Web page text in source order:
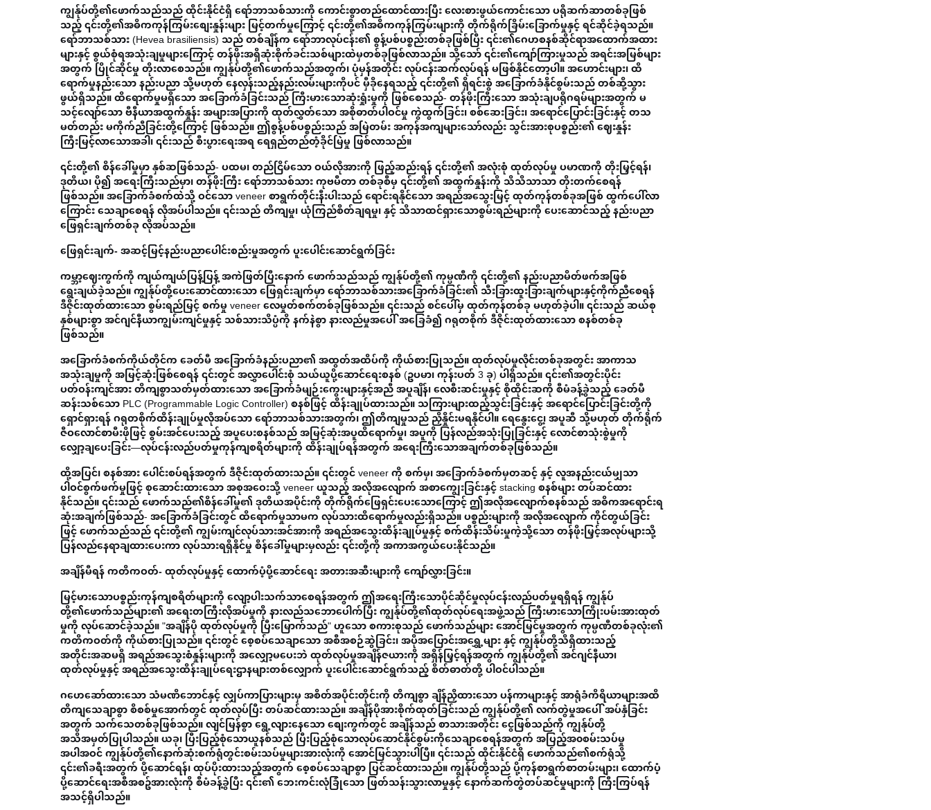
ကျွန်ုပ်တို့၏ဖောက်သည်သည် ထိုင်းနိုင်ငံရှိ ရော်ဘာသစ်သားကို ကောင်းစွာတည်ထောင်ထားပြီး လေးစားဖွယ်ကောင်းသော ပရိုဆက်ဆာတစ်ခုဖြစ်
သည့် ၎င်းတို့၏အဓိကကုန်ကြမ်းစျေးနှုန်းများ မြင့်တက်မှုကြောင့် ၎င်းတို့၏အဓိကကုန်ကြမ်းများကို တိုက်ရိုက်ခြိမ်းခြောက်မှုနှင့် ရင်ဆိုင်ခဲ့ရသည်။
ရော်ဘာသစ်သား (Hevea brasiliensis) သည် တစ်ချိန်က ရော်ဘာလုပ်ငန်း၏ စွန့်ပစ်ပစ္စည်းတစ်ခုဖြစ်ပြီး ၎င်း၏ဂေဟစနစ်ဆိုင်ရာအထောက်အထား
များနှင့် စွယ်စုံရအသုံးချမှုများကြောင့် တန်ဖိုးအရှိဆုံးစိုက်ခင်းသစ်များထဲမှတစ်ခုဖြစ်လာသည်။ သို့သော် ၎င်း၏ကျော်ကြားမှုသည် အရင်းအမြစ်များ
အတွက် ပြိုင်ဆိုင်မှု တိုးလာစေသည်။ ကျွန်ုပ်တို့၏ဖောက်သည်အတွက်၊ ပုံမှန်အတိုင်း လုပ်ငန်းဆက်လုပ်ရန် မဖြစ်နိုင်တော့ပါ။ အဟောင်းများ၊ ထိ
ရောက်မှုနည်းသော နည်းပညာ သို့မဟုတ် နေလှန်းသည့်နည်းလမ်းများကိုပင် မှီခိုနေရသည့် ၎င်းတို့၏ ရှိရင်းစွဲ အခြောက်ခံနိုင်စွမ်းသည် တစ်ဆို့သွား
ဖွယ်ရှိသည်။ ထိရောက်မှုမရှိသော အခြောက်ခံခြင်းသည် ကြီးမားသောဆုံးရှုံးမှုကို ဖြစ်စေသည်- တန်ဖိုးကြီးသော အသုံးချပရိုဂရမ်များအတွက် မ
သင့်လျော်သော ဗီနီယာအထွက်နှုန်း အများအပြားကို ထုတ်လွှတ်သော အစိုဓာတ်ပါဝင်မှု ကွဲထွက်ခြင်း၊ စစ်ဆေးခြင်း၊ အရောင်ပြောင်းခြင်းနှင့် တသ
မတ်တည်း မကိုက်ညီခြင်းတို့ကြောင့် ဖြစ်သည်။ ဤစွန့်ပစ်ပစ္စည်းသည် အမြဲတမ်း အကုန်အကျများသော်လည်း သွင်းအားစုပစ္စည်း၏ ဈေးနှုန်း
ကြီးမြင့်လာသောအခါ၊ ၎င်းသည် စီးပွားရေးအရ ရေရှည်တည်တံ့ခိုင်မြဲမှု ဖြစ်လာသည်။
၎င်းတို့၏ စိန်ခေါ်မှုမှာ နှစ်ဆဖြစ်သည်- ပထမ၊ တည်ငြိမ်သော ဝယ်လိုအားကို ဖြည့်ဆည်းရန် ၎င်းတို့၏ အလုံးစုံ ထုတ်လုပ်မှု ပမာဏကို တိုးမြှင့်ရန်၊
ဒုတိယ၊ ပို၍ အရေးကြီးသည်မှာ၊ တန်ဖိုးကြီး ရော်ဘာသစ်သား ကုဗမီတာ တစ်ခုစီမှ ၎င်းတို့၏ အထွက်နှုန်းကို သိသိသာသာ တိုးတက်စေရန်
ဖြစ်သည်။ အခြောက်ခံစက်ထဲသို့ ဝင်သော veneer စာရွက်တိုင်းနီးပါးသည် ရောင်းရနိုင်သော အရည်အသွေးမြင့် ထုတ်ကုန်တစ်ခုအဖြစ် ထွက်ပေါ်လာ
ကြောင်း သေချာစေရန် လိုအပ်ပါသည်။ ၎င်းသည် တိကျမှု၊ ယုံကြည်စိတ်ချရမှု၊ နှင့် သိသာထင်ရှားသောစွမ်းရည်များကို ပေးဆောင်သည့် နည်းပညာ
ဖြေရှင်းချက်တစ်ခု လိုအပ်သည်။
ဖြေရှင်းချက်- အဆင့်မြင့်နည်းပညာပေါင်းစည်းမှုအတွက် ပူးပေါင်းဆောင်ရွက်ခြင်း
ကမ္ဘာ့ဈေးကွက်ကို ကျယ်ကျယ်ပြန့်ပြန့် အကဲဖြတ်ပြီးနောက် ဖောက်သည်သည် ကျွန်ုပ်တို့၏ ကုမ္ပဏီကို ၎င်းတို့၏ နည်းပညာမိတ်ဖက်အဖြစ်
ရွေးချယ်ခဲ့သည်။ ကျွန်ုပ်တို့ပေးဆောင်ထားသော ဖြေရှင်းချက်မှာ ရော်ဘာသစ်သားအခြောက်ခံခြင်း၏ သီးခြားထူးခြားချက်များနှင့်ကိုက်ညီစေရန်
ဒီဇိုင်းထုတ်ထားသော စွမ်းရည်မြင့် စက်မှု veneer လေမှုတ်စက်တစ်ခုဖြစ်သည်။ ၎င်းသည် စင်ပေါ်မှ ထုတ်ကုန်တစ်ခု မဟုတ်ခဲ့ပါ။ ၎င်းသည် ဆယ်စု
နှစ်များစွာ အင်ဂျင်နီယာကျွမ်းကျင်မှုနှင့် သစ်သားသိပ္ပံကို နက်နဲစွာ နားလည်မှုအပေါ် အခြေခံ၍ ဂရုတစိုက် ဒီဇိုင်းထုတ်ထားသော စနစ်တစ်ခု
ဖြစ်သည်။
အခြောက်ခံစက်ကိုယ်တိုင်က ခေတ်မီ အခြောက်ခံနည်းပညာ၏ အထွတ်အထိပ်ကို ကိုယ်စားပြုသည်။ ထုတ်လုပ်မှုလိုင်းတစ်ခုအတွင်း အာကာသ
အသုံးချမှုကို အမြင့်ဆုံးဖြစ်စေရန် ၎င်းတွင် အလွှာပေါင်းစုံ သယ်ယူပို့ဆောင်ရေးစနစ် (ဥပမာ၊ ကုန်းပတ် 3 ခု) ပါရှိသည်။ ၎င်း၏အတွင်းပိုင်း
ပတ်ဝန်းကျင်အား တိကျစွာသတ်မှတ်ထားသော အခြောက်ခံမျဉ်းကွေးများနှင့်အညီ အပူချိန်၊ လေစီးဆင်းမှုနှင့် စိုထိုင်းဆကို စီမံခန့်ခွဲသည့် ခေတ်မီ
ဆန်းသစ်သော PLC (Programmable Logic Controller) စနစ်ဖြင့် ထိန်းချုပ်ထားသည်။ သကြားများထည့်သွင်းခြင်းနှင့် အရောင်ပြောင်းခြင်းတို့ကို
ရှောင်ရှားရန် ဂရုတစိုက်ထိန်းချုပ်မှုလိုအပ်သော ရော်ဘာသစ်သားအတွက်၊ ဤတိကျမှုသည် ညှိနှိုင်းမရနိုင်ပါ။ ရေနွေးငွေ့၊ အပူဆီ သို့မဟုတ် တိုက်ရိုက်
ဇီဝလောင်စာမီးဖိုဖြင့် စွမ်းအင်ပေးသည့် အပူပေးစနစ်သည် အမြင့်ဆုံးအပူထိရောက်မှု၊ အပူကို ပြန်လည်အသုံးပြုခြင်းနှင့် လောင်စာသုံးစွဲမှုကို
လျှော့ချပေးခြင်း—လုပ်ငန်းလည်ပတ်မှုကုန်ကျစရိတ်များကို ထိန်းချုပ်ရန်အတွက် အရေးကြီးသောအချက်တစ်ခုဖြစ်သည်။
ထို့အပြင်၊ စနစ်အား ပေါင်းစပ်ရန်အတွက် ဒီဇိုင်းထုတ်ထားသည်။ ၎င်းတွင် veneer ကို စက်မှ၊ အခြောက်ခံစက်မှတဆင့် နှင့် လူအနည်းငယ်မျှသာ
ပါဝင်စွက်ဖက်မှုဖြင့် စုဆောင်းထားသော အစုအဝေးသို့ veneer ယူသည့် အလိုအလျောက် အစာကျွေးခြင်းနှင့် stacking စနစ်များ တပ်ဆင်ထား
နိုင်သည်။ ၎င်းသည် ဖောက်သည်၏စိန်ခေါ်မှု၏ ဒုတိယအပိုင်းကို တိုက်ရိုက်ဖြေရှင်းပေးသောကြောင့် ဤအလိုအလျောက်စနစ်သည် အဓိကအရောင်းရ
ဆုံးအချက်ဖြစ်သည်- အခြောက်ခံခြင်းတွင် ထိရောက်မှုသာမက လုပ်သားထိရောက်မှုလည်းရှိသည်။ ပစ္စည်းများကို အလိုအလျောက် ကိုင်တွယ်ခြင်း
ဖြင့် ဖောက်သည်သည် ၎င်းတို့၏ ကျွမ်းကျင်လုပ်သားအင်အားကို အရည်အသွေးထိန်းချုပ်မှုနှင့် စက်ထိန်းသိမ်းမှုကဲ့သို့သော တန်ဖိုးမြှင့်အလုပ်များသို့
ပြန်လည်နေရာချထားပေးကာ လုပ်သားရရှိနိုင်မှု စိန်ခေါ်မှုများမှလည်း ၎င်းတို့ကို အကာအကွယ်ပေးနိုင်သည်။
အချိန်မီရန် ကတိကဝတ်- ထုတ်လုပ်မှုနှင့် ထောက်ပံ့ပို့ဆောင်ရေး အတားအဆီးများကို ကျော်လွှားခြင်း။
မြင့်မားသောပစ္စည်းကုန်ကျစရိတ်များကို လျော့ပါးသက်သာစေရန်အတွက် ဤအရေးကြီးသောပိုင်ဆိုင်မှုလုပ်ငန်းလည်ပတ်မှုရရှိရန် ကျွန်ုပ်
တို့၏ဖောက်သည်များ၏ အရေးတကြီးလိုအပ်မှုကို နားလည်သဘောပေါက်ပြီး ကျွန်ုပ်တို့၏ထုတ်လုပ်ရေးအဖွဲ့သည် ကြီးမားသောကြိုးပမ်းအားထုတ်
မှုကို လုပ်ဆောင်ခဲ့သည်။ "အချိန်ပို ထုတ်လုပ်မှုကို ပြီးမြောက်သည်" ဟူသော စကားစုသည် ဖောက်သည်များ အောင်မြင်မှုအတွက် ကုမ္ပဏီတစ်ခုလုံး၏
ကတိကဝတ်ကို ကိုယ်စားပြုသည်။ ၎င်းတွင် စေ့စပ်သေချာသော အစီအစဉ်ဆွဲခြင်း၊ အပိုအပြောင်းအရွှေ့များ နှင့် ကျွန်ုပ်တို့သိရှိထားသည့်
အတိုင်းအဆမရှိ အရည်အသွေးစံနှုန်းများကို အလျှော့မပေးဘဲ ထုတ်လုပ်မှုအချိန်ဇယားကို အရှိန်မြှင့်ရန်အတွက် ကျွန်ုပ်တို့၏ အင်ဂျင်နီယာ၊
ထုတ်လုပ်မှုနှင့် အရည်အသွေးထိန်းချုပ်ရေးဌာနများတစ်လျှောက် ပူးပေါင်းဆောင်ရွက်သည့် စိတ်ဓာတ်တို့ ပါဝင်ပါသည်။
ဂဟေဆော်ထားသော သံမဏိဘောင်နှင့် လျှပ်ကာပြားများမှ အစိတ်အပိုင်းတိုင်းကို တိကျစွာ ချိန်ညှိထားသော ပန်ကာများနှင့် အာရုံခံကိရိယာများအထိ
တိကျသေချာစွာ စိစစ်မှုအောက်တွင် ထုတ်လုပ်ပြီး တပ်ဆင်ထားသည်။ အချိန်ပိုအားစိုက်ထုတ်ခြင်းသည် ကျွန်ုပ်တို့၏ လက်တွဲမှုအပေါ် အပ်နှံခြင်း
အတွက် သက်သေတစ်ခုဖြစ်သည်။ လျင်မြန်စွာ ရွေ့လျားနေသော စျေးကွက်တွင် အချိန်သည် စာသားအတိုင်း ငွေဖြစ်သည်ကို ကျွန်ုပ်တို့
အသိအမှတ်ပြုပါသည်။ ယခု၊ ပြီးပြည့်စုံသောယူနစ်သည် ပြီးပြည့်စုံသောလုပ်ဆောင်နိုင်စွမ်းကိုသေချာစေရန်အတွက် အပြည့်အ၀စမ်းသပ်မှု
အပါအဝင် ကျွန်ုပ်တို့၏နောက်ဆုံးစက်ရုံတွင်းစမ်းသပ်မှုများအားလုံးကို အောင်မြင်သွားပါပြီ။ ၎င်းသည် ထိုင်းနိုင်ငံရှိ ဖောက်သည်၏စက်ရုံသို့
၎င်း၏ခရီးအတွက် ပို့ဆောင်ရန်၊ ထုပ်ပိုးထားသည့်အတွက် စေ့စပ်သေချာစွာ ပြင်ဆင်ထားသည်။ ကျွန်ုပ်တို့သည် ပို့ကုန်စာရွက်စာတမ်းများ၊ ထောက်ပံ့
ပို့ဆောင်ရေးအစီအစဥ်အားလုံးကို စီမံခန့်ခွဲပြီး ၎င်း၏ ဘေးကင်းလုံခြုံသော ဖြတ်သန်းသွားလာမှုနှင့် နောက်ဆက်တွဲတပ်ဆင်မှုများကို ကြီးကြပ်ရန်
အသင့်ရှိပါသည်။